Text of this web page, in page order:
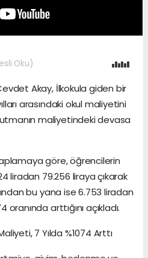
Oku)
Akay, İlkokula giden bir
arasındaki okul maliyetini
maliyetindeki devasa
göre, öğrencilerin
liradan 79.256 liraya çıkarak
bu yana ise 6.753 liradan
oranında arttığını açıkladı.
7 Yılda %1074 Arttı